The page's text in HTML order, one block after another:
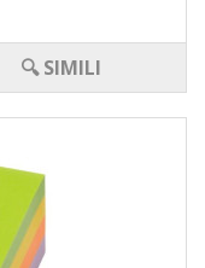
🔍 SIMILI